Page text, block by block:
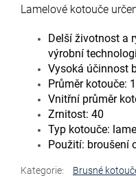
Lamelové kotouče
Delší životnost a
výrobní
Vysoká účinnost
Průměr kotouče:
Vnitřní průměr
Zrnitost: 40
Typ kotouče:
Použití: broušení
Kategorie:
Brusné